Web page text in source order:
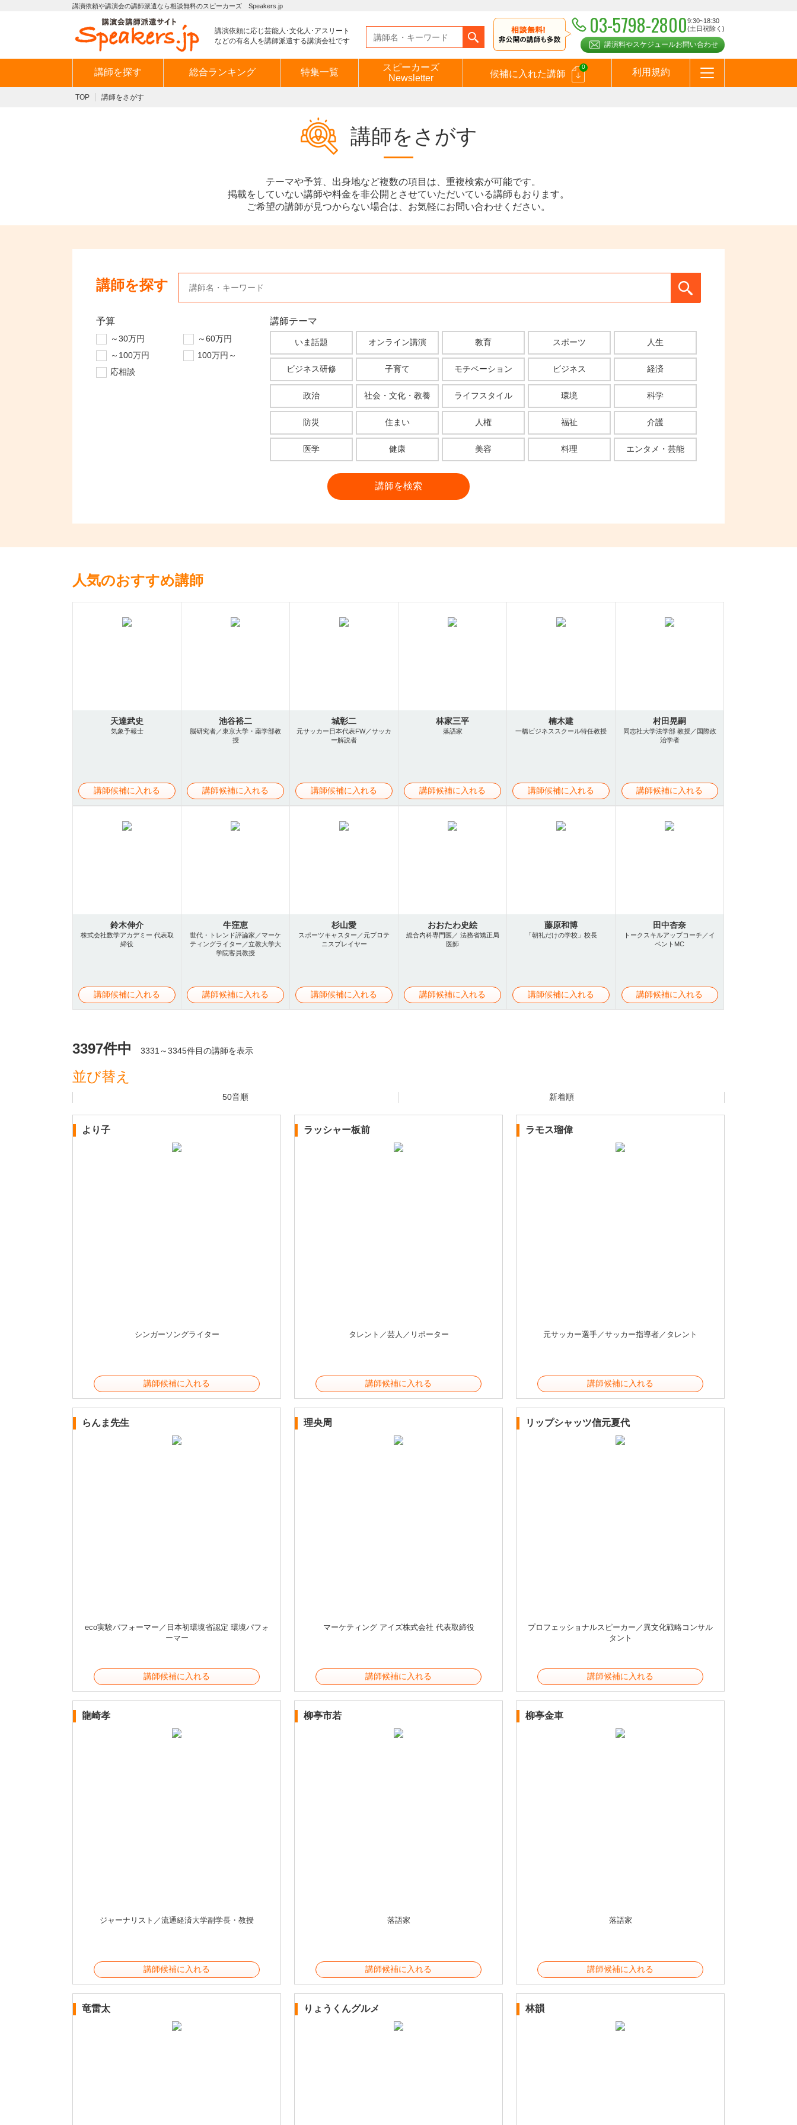
講演依頼や講演会の講師派遣なら相談無料のスピーカーズ Speakers.jp
講演依頼に応じ芸能人･文化人･アスリート
などの有名人を講師派遣する講演会社です
03-5798-28009:30~18:30
(土日祝除く)
講演料やスケジュールお問い合わせ
講師を探す 総合ランキング 特集一覧
スピーカーズ
Newsletter
候補に入れた講師
0
利用規約
TOP 講師をさがす
講師をさがす
テーマや予算、出身地など複数の項目は、重複検索が可能です。
掲載をしていない講師や料金を非公開とさせていただいている講師もおります。
ご希望の講師が見つからない場合は、お気軽にお問い合わせください。
講師を探す
予算
～30万円
～60万円
～100万円
100万円～
応相談
講師テーマ
いま話題 オンライン講演 教育 スポーツ 人生
ビジネス研修 子育て モチベーション ビジネス 経済
政治 社会・文化・教養 ライフスタイル 環境 科学
防災 住まい 人権 福祉 介護
医学 健康 美容 料理 エンタメ・芸能
人気のおすすめ講師
天達武史
気象予報士
講師候補に入れる
池谷裕二
脳研究者／東京大学・薬学部教
授
講師候補に入れる
城彰二
元サッカー日本代表FW／サッカ
ー解説者
講師候補に入れる
林家三平
落語家
講師候補に入れる
楠木建
一橋ビジネススクール特任教授
講師候補に入れる
村田晃嗣
同志社大学法学部 教授／国際政
治学者
講師候補に入れる
鈴木伸介
株式会社数学アカデミー 代表取
締役
講師候補に入れる
牛窪恵
世代・トレンド評論家／マーケ
ティングライター／立教大学大
学院客員教授
講師候補に入れる
杉山愛
スポーツキャスター／元プロテ
ニスプレイヤー
講師候補に入れる
おおたわ史絵
総合内科専門医／ 法務省矯正局
医師
講師候補に入れる
藤原和博
「朝礼だけの学校」校長
講師候補に入れる
田中杏奈
トークスキルアップコーチ／イ
ベントMC
講師候補に入れる
3397件中 3331～3345件目の講師を表示
並び替え
50音順 新着順
より子
シンガーソングライター
講師候補に入れる
ラッシャー板前
タレント／芸人／リポーター
講師候補に入れる
ラモス瑠偉
元サッカー選手／サッカー指導者／タレント
講師候補に入れる
らんま先生
eco実験パフォーマー／日本初環境省認定 環境パフォ
ーマー
講師候補に入れる
理央周
マーケティング アイズ株式会社 代表取締役
講師候補に入れる
リップシャッツ信元夏代
プロフェッショナルスピーカー／異文化戦略コンサル
タント
講師候補に入れる
龍崎孝
ジャーナリスト／流通経済大学副学長・教授
講師候補に入れる
柳亭市若
落語家
講師候補に入れる
柳亭金車
落語家
講師候補に入れる
竜雷太 りょうくんグルメ 林韻